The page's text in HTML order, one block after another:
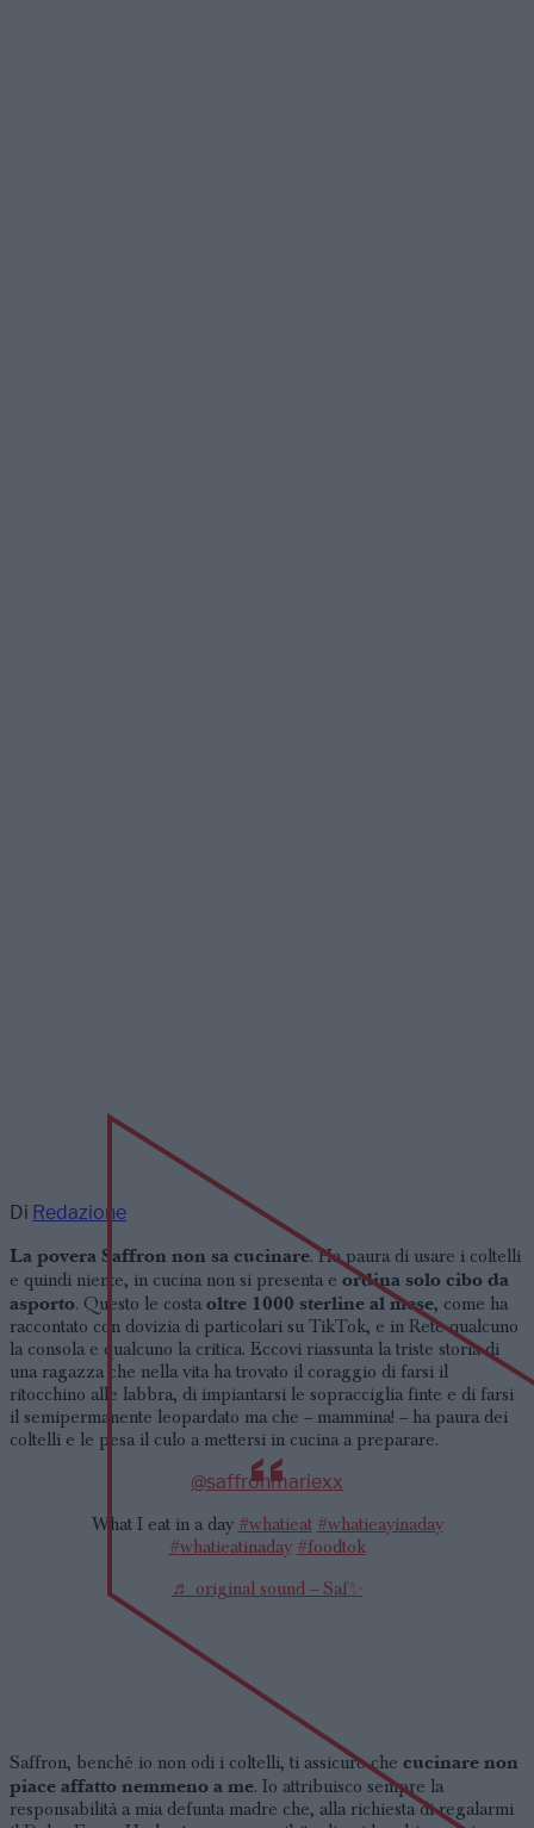
Di Redazione
La povera Saffron non sa cucinare. Ha paura di usare i coltelli
e quindi niente, in cucina non si presenta e ordina solo cibo da
asporto. Questo le costa oltre 1000 sterline al mese, come ha
raccontato con dovizia di particolari su TikTok, e in Rete qualcuno
la consola e qualcuno la critica. Eccovi riassunta la triste storia di
una ragazza che nella vita ha trovato il coraggio di farsi il
ritocchino alle labbra, di impiantarsi le sopracciglia finte e di farsi
il semipermanente leopardato ma che – mammina! – ha paura dei
coltelli e le pesa il culo a mettersi in cucina a preparare.
@saffronmariexx
What I eat in a day #whatieat #whatieayinaday
#whatieatinaday #foodtok
♬ original sound – Saf✨
Saffron, benché io non odi i coltelli, ti assicuro che cucinare non
piace affatto nemmeno a me. Io attribuisco sempre la
responsabilità a mia defunta madre che, alla richiesta di regalarmi